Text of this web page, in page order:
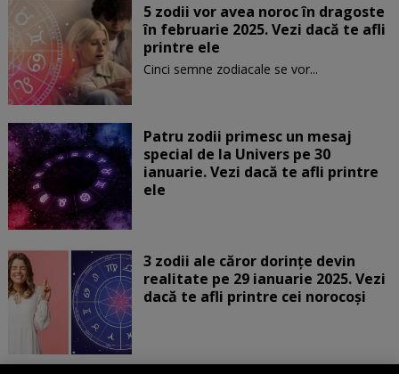
5 zodii vor avea noroc în dragoste
în februarie 2025. Vezi dacă te afli
printre ele
Cinci semne zodiacale se vor...
Patru zodii primesc un mesaj
special de la Univers pe 30
ianuarie. Vezi dacă te afli printre
ele
3 zodii ale căror dorințe devin
realitate pe 29 ianuarie 2025. Vezi
dacă te afli printre cei norocoși